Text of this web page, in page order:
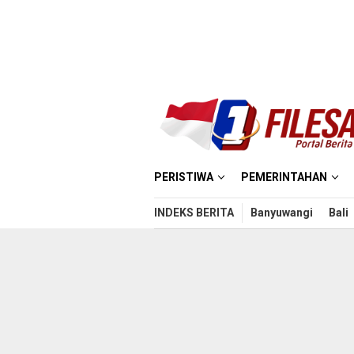
PERISTIWA PEMERINTAHAN
INDEKS BERITA Banyuwangi Bali